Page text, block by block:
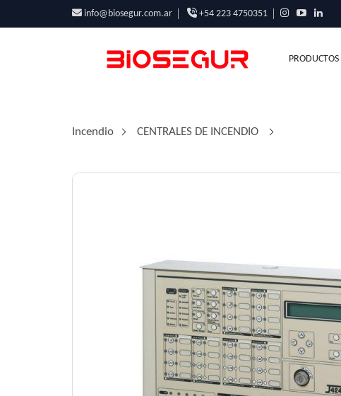
info@biosegur.com.ar +54 223 4750351
PRODUCTOS
Incendio CENTRALES DE INCENDIO